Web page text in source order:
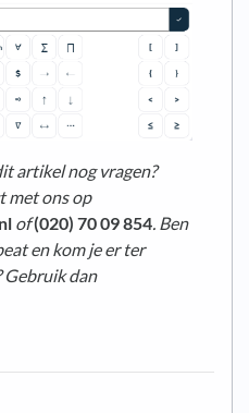
artikel nog vragen?
met ons op
of(020) 70 09 854. Ben
en kom je er ter
Gebruik dan